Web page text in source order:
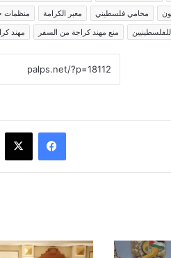
محامي فلسطيني معبر الكرامة منظمات
منع مهند كراجة من السفر مهند
فيسبوك ‫X